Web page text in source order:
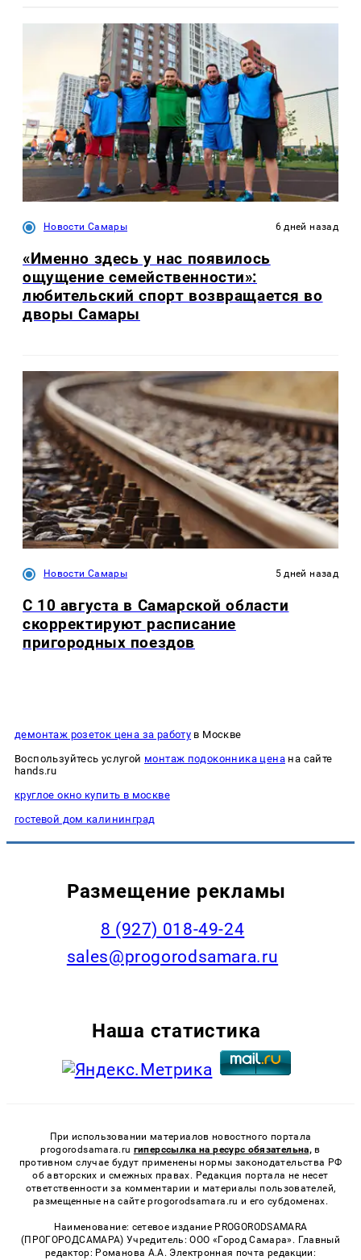
Новости Самары 6 дней назад
«Именно здесь у нас появилось
ощущение семейственности»:
любительский спорт возвращается во
дворы Самары
Новости Самары 5 дней назад
С 10 августа в Самарской области
скорректируют расписание
пригородных поездов
демонтаж розеток цена за работу в Москве
Воспользуйтесь услугой монтаж подоконника ценана сайте
hands.ru
круглое окно купить в москве
гостевой дом калининград
Размещение рекламы
8 (927) 018-49-24
sales@progorodsamara.ru
Наша статистика
При использовании материалов новостного портала
progorodsamara.ru гиперссылка на ресурс обязательна, в
противном случае будут применены нормы законодательства РФ
об авторских и смежных правах. Редакция портала не несет
ответственности за комментарии и материалы пользователей,
размещенные на сайте progorodsamara.ru и его субдоменах.
Наименование: сетевое издание PROGORODSAMARA
(ПРОГОРОДСАМАРА) Учредитель: ООО «Город Самара». Главный
редактор: Романова А.А. Электронная почта редакции: